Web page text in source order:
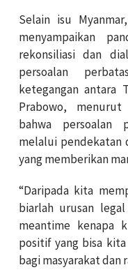
Selain isu
menyampaikan
rekonsiliasi dan
persoalan
ketegangan antara
Prabowo,
bahwa persoalan
melalui pendekatan
yang memberikan
“Daripada kita
biarlah urusan
meantime kenapa
positif yang bisa
bagi masyarakat dan